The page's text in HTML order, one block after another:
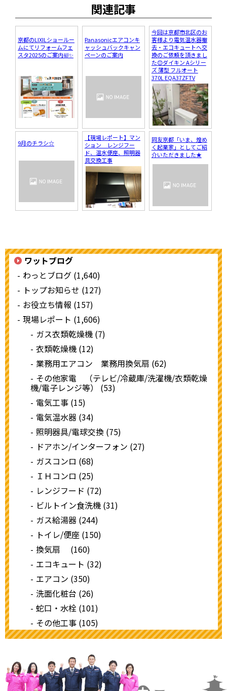
関連記事
京都のLIXILショールー
ムにてリフォームフェ
スタ2025のご案内🛀✨
Panasonicエアコンキ
ャッシュバックキャン
ペーンのご案内
今回は京都市北区のお
客様より電気温水器撤
去・エコキュートへ交
換のご依頼を頂きまし
た😊ダイキン Aシリー
ズ 薄型 フルオート
370L EQA37ZFTV
9月のチラシ☆
【現場レポート】マン
ション レンジフー
ド、温水便座、照明器
具交換工事
同友京都「いま、煌め
く起業家」としてご紹
介いただきました★
ワットブログ
わっとブログ (1,640)
トップお知らせ (127)
お役立ち情報 (157)
現場レポート (1,606)
ガス衣類乾燥機 (7)
衣類乾燥機 (12)
業務用エアコン 業務用換気扇 (62)
その他家電 （テレビ/冷蔵庫/洗濯機/衣類乾燥
機/電子レンジ等） (53)
電気工事 (15)
電気温水器 (34)
照明器具/電球交換 (75)
ドアホン/インターフォン (27)
ガスコンロ (68)
ＩＨコンロ (25)
レンジフード (72)
ビルトイン食洗機 (31)
ガス給湯器 (244)
トイレ/便座 (150)
換気扇 (160)
エコキュート (32)
エアコン (350)
洗面化粧台 (26)
蛇口・水栓 (101)
その他工事 (105)